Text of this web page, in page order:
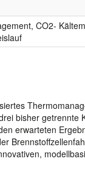
CO2-
bisher getrennte
erwarteten